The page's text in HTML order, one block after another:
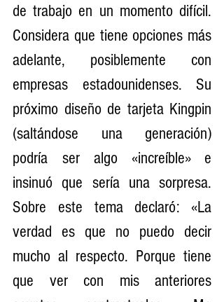
de trabajo en un momento difícil.
Considera que tiene opciones más
adelante, posiblemente con
empresas estadounidenses. Su
próximo diseño de tarjeta Kingpin
(saltándose una generación)
podría ser algo «increíble» e
insinuó que sería una sorpresa.
Sobre este tema declaró: «La
verdad es que no puedo decir
mucho al respecto. Porque tiene
que ver con mis anteriores